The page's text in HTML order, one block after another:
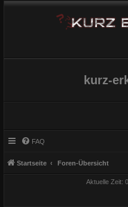
kurz-
FAQ
Startseite Foren-Übersicht
Aktuelle Zeit: